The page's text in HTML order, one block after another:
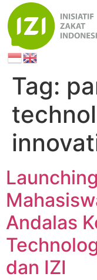
Tag:
Andalas
dan IZI